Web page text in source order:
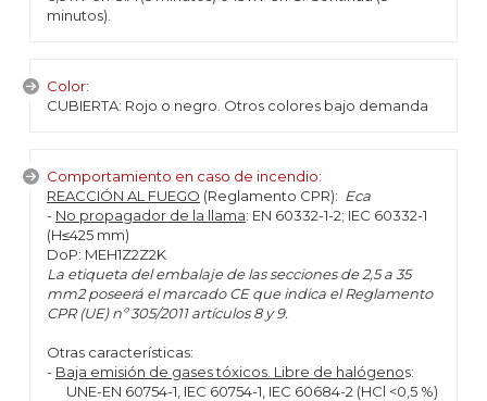
minutos).
Color:
CUBIERTA: Rojo o negro. Otros colores bajo demanda
Comportamiento en caso de incendio:
REACCIÓN AL FUEGO (Reglamento CPR): Eca
- No propagador de la llama: EN 60332-1-2; IEC 60332-1
(H≤425 mm)
DoP: MEH1Z2Z2K
La etiqueta del embalaje de las secciones de 2,5 a 35
mm2 poseerá el marcado CE que indica el Reglamento
CPR (UE) nº 305/2011 artículos 8 y 9.
Otras características:
- Baja emisión de gases tóxicos. Libre de halógenos:
UNE-EN 60754-1, IEC 60754-1, IEC 60684-2 (HCl <0,5 %)